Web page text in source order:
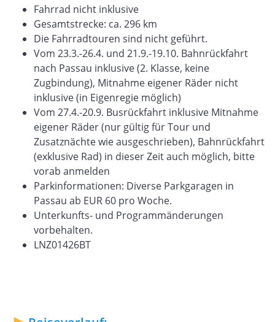
Fahrrad nicht inklusive
Gesamtstrecke: ca. 296 km
Die Fahrradtouren sind nicht geführt.
Vom 23.3.-26.4. und 21.9.-19.10. Bahnrückfahrt
nach Passau inklusive (2. Klasse, keine
Zugbindung), Mitnahme eigener Räder nicht
inklusive (in Eigenregie möglich)
Vom 27.4.-20.9. Busrückfahrt inklusive Mitnahme
eigener Räder (nur gültig für Tour und
Zusatznächte wie ausgeschrieben), Bahnrückfahrt
(exklusive Rad) in dieser Zeit auch möglich, bitte
vorab anmelden
Parkinformationen: Diverse Parkgaragen in
Passau ab EUR 60 pro Woche.
Unterkunfts- und Programmänderungen
vorbehalten.
LNZ01426BT